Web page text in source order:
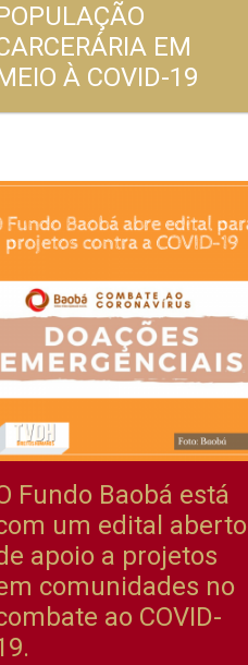
EM
À COVID-19
Fundo Baobá está
um edital aberto
apoio a projetos
comunidades no
ao COVID-